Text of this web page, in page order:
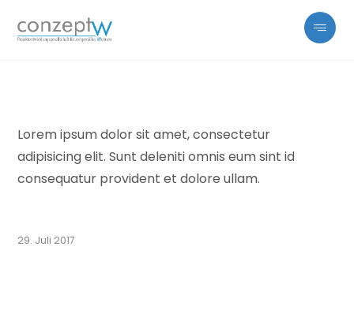
Lorem ipsum dolor sit amet, consectetur
adipisicing elit. Sunt deleniti omnis eum sint id
consequatur provident et dolore ullam.
29. Juli 2017